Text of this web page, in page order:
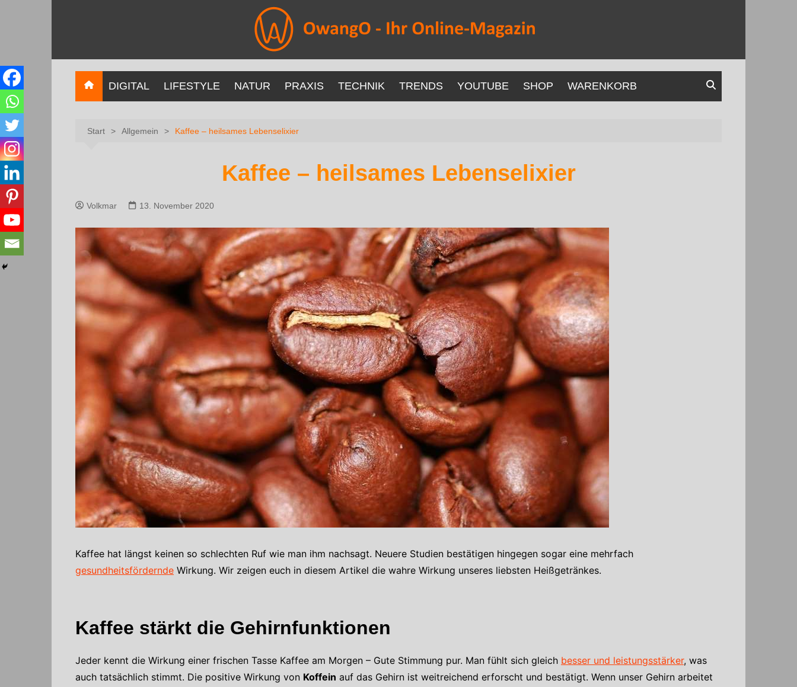
DIGITAL LIFESTYLE NATUR PRAXIS TECHNIK TRENDS YOUTUBE SHOP WARENKORB
Start Allgemein Kaffee – heilsames Lebenselixier
Kaffee – heilsames Lebenselixier
Volkmar 13. November 2020
Kaffee hat längst keinen so schlechten Ruf wie man ihm nachsagt. Neuere Studien bestätigen hingegen sogar eine mehrfach
gesundheitsfördernde Wirkung. Wir zeigen euch in diesem Artikel die wahre Wirkung unseres liebsten Heißgetränkes.
Kaffee stärkt die Gehirnfunktionen
Jeder kennt die Wirkung einer frischen Tasse Kaffee am Morgen – Gute Stimmung pur. Man fühlt sich gleich besser und leistungsstärker, was
auch tatsächlich stimmt. Die positive Wirkung von Koffein auf das Gehirn ist weitreichend erforscht und bestätigt. Wenn unser Gehirn arbeitet